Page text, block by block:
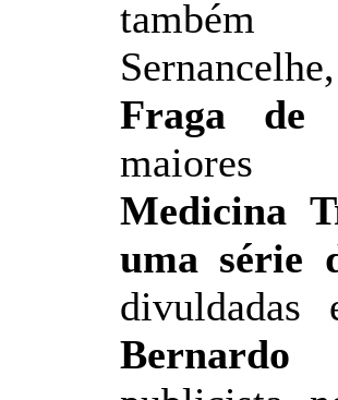
Fraga de
maiores
Medicina
uma série
Bernardo